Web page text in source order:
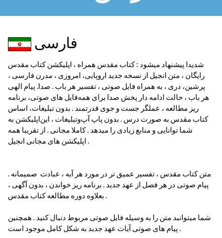
فارسى
شدیدا پیشنهاد میشود : کتاب مقدس همراه ، اپلیکشن کتاب مقدس
رایگان ، متن انجیل از نسخه جدید اروپایی‌، امروزی ، مدرن فارسی ،
پرشین‌، دری ، به همراه فایل صوتی ، تفسیر هر باب . صدا‌. پیام الهی
هر باب ، حالت ادامه دار پخش صدا برای همه‌فایل های صوتی‌، برنامه
ریز مطالعه ، عملگر جست و جوی قدرتمند . بدون تبلیغات‌، اساس
کتاب مقدس به صورت درس . بدون پاپ آپ‌و‌تبلیغات‌ ، این‌اپلیکشن به
شما توانایی و منابع زیادی را میدهد . کاملا مجانی . از تقریبا همه
اپلیکشن های مجانی انجیل .
متن کتاب مقدس ، تفسیر عمیق تر در مورد هر آیه ، عبادت صمیمانه .
پیام صوتی در هر فصل از عهد جدید . برنامه ریز خواندن ، بدون آگهی ،
بعلاوه دوره مطالعه کتاب مقدس .
شما میتوانبد متن را به وسیله فایل صوتی مربوط دنبال کنید . همچنین
پیام های صوتی آیات عهد جدید به شکل کامل موجود است .